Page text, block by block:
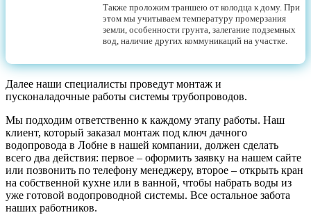
Также проложим траншею от колодца к дому. При
этом мы учитываем температуру промерзания
земли, особенности грунта, залегание подземных
вод, наличие других коммуникаций на участке.
Далее наши специалисты проведут монтаж и
пусконаладочные работы системы трубопроводов.
Мы подходим ответственно к каждому этапу работы. Наш
клиент, который заказал монтаж под ключ дачного
водопровода в Лобне в нашей компании, должен сделать
всего два действия: первое – оформить заявку на нашем сайте
или позвонить по телефону менеджеру, второе – открыть кран
на собственной кухне или в ванной, чтобы набрать воды из
уже готовой водопроводной системы. Все остальное забота
наших работников.